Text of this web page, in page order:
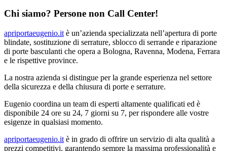
Chi siamo? Persone non Call Center!
apriportaeugenio.it è un’azienda specializzata nell’apertura di porte
blindate, sostituzione di serrature, sblocco di serrande e riparazione
di porte basculanti che opera a Bologna, Ravenna, Modena, Ferrara
e le rispettive province.
La nostra azienda si distingue per la grande esperienza nel settore
della sicurezza e della chiusura di porte e serrature.
Eugenio coordina un team di esperti altamente qualificati ed è
disponibile 24 ore su 24, 7 giorni su 7, per rispondere alle vostre
esigenze in qualsiasi momento.
apriportaeugenio.it è in grado di offrire un servizio di alta qualità a
prezzi competitivi, garantendo sempre la massima professionalità e